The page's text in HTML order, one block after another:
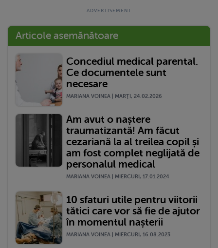
Articole asemănătoare
Concediul medical parental.
Ce documentele sunt
necesare
MARIANA VOINEA | MARŢI, 24.02.2026
Am avut o naștere
traumatizantă! Am făcut
cezariană la al treilea copil și
am fost complet neglijată de
personalul medical
MARIANA VOINEA | MIERCURI, 17.01.2024
10 sfaturi utile pentru viitorii
tătici care vor să fie de ajutor
în momentul nașterii
MARIANA VOINEA | MIERCURI, 16.08.2023